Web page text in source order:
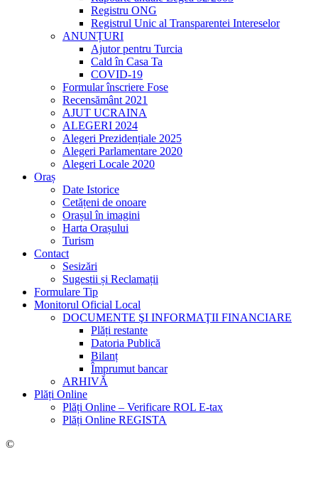
Registru ONG
Registrul Unic al Transparentei Intereselor
ANUNȚURI
Ajutor pentru Turcia
Cald în Casa Ta
COVID-19
Formular înscriere Fose
Recensământ 2021
AJUT UCRAINA
ALEGERI 2024
Alegeri Prezidențiale 2025
Alegeri Parlamentare 2020
Alegeri Locale 2020
Oraș
Date Istorice
Cetățeni de onoare
Orașul în imagini
Harta Orașului
Turism
Contact
Sesizări
Sugestii și Reclamații
Formulare Tip
Monitorul Oficial Local
DOCUMENTE ŞI INFORMAŢII FINANCIARE
Plăți restante
Datoria Publică
Bilanț
Împrumut bancar
ARHIVĂ
Plăți Online
Plăți Online – Verificare ROL E-tax
Plăți Online REGISTA
©